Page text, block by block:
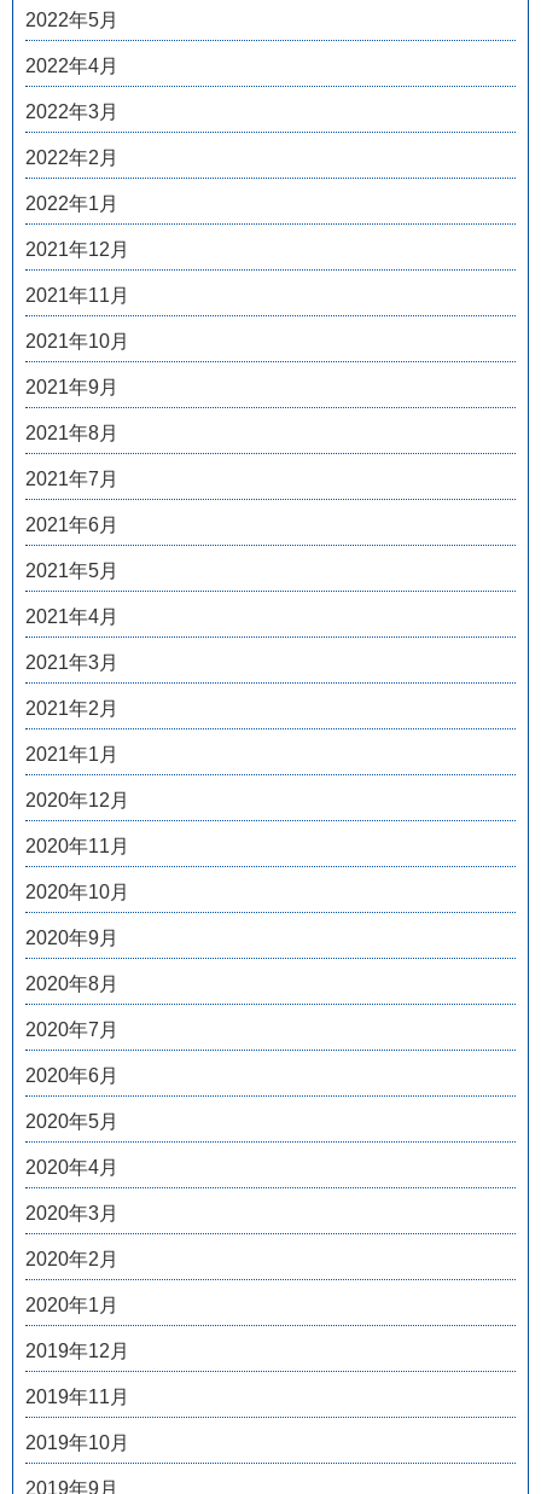
2022年5月
2022年4月
2022年3月
2022年2月
2022年1月
2021年12月
2021年11月
2021年10月
2021年9月
2021年8月
2021年7月
2021年6月
2021年5月
2021年4月
2021年3月
2021年2月
2021年1月
2020年12月
2020年11月
2020年10月
2020年9月
2020年8月
2020年7月
2020年6月
2020年5月
2020年4月
2020年3月
2020年2月
2020年1月
2019年12月
2019年11月
2019年10月
2019年9月